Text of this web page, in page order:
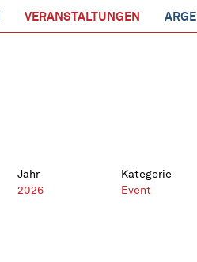
VERANSTALTUNGEN ARGE
Jahr
2026
Kategorie
Event